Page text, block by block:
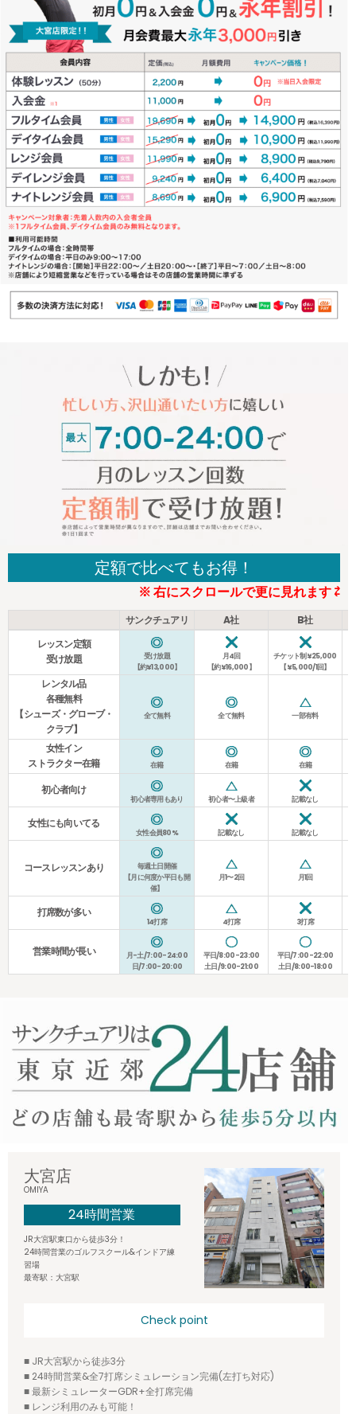
定額で比べてもお得！
※ 右にスクロールで更に見れます ⇄
サンクチュアリ A社 B社
レッスン定額
受け放題
受け放題
【約¥13,000】
月4回
【約¥16,000】
チケット制¥25,000
【¥5,000/1回】
レンタル品
各種無料
【シューズ・グローブ・
クラブ】
全て無料 全て無料 一部有料
女性イン
ストラクター在籍
在籍 在籍 在籍
初心者向け
初心者専用もあり 初心者〜上級者 記載なし
女性にも向いてる
女性会員80% 記載なし 記載なし
コースレッスンあり
毎週土日開催
【月に何度か平日も開
催】
月1〜2回 月1回
打席数が多い
14打席 4打席 3打席
営業時間が長い
月-土/7:00-24:00
日/7:00-20:00
平日/8:00-23:00
土日/9:00-21:00
平日/7:00-22:00
土日/8:00-18:00
大宮店
OMIYA
24時間営業
JR大宮駅東口から徒歩3分！
24時間営業のゴルフスクール&インドア練
習場
最寄駅：大宮駅
Check point
■ JR大宮駅から徒歩3分
■ 24時間営業&全7打席シミュレーション完備(左打ち対応)
■ 最新シミュレーターGDR+全打席完備
■ レンジ利用のみも可能！